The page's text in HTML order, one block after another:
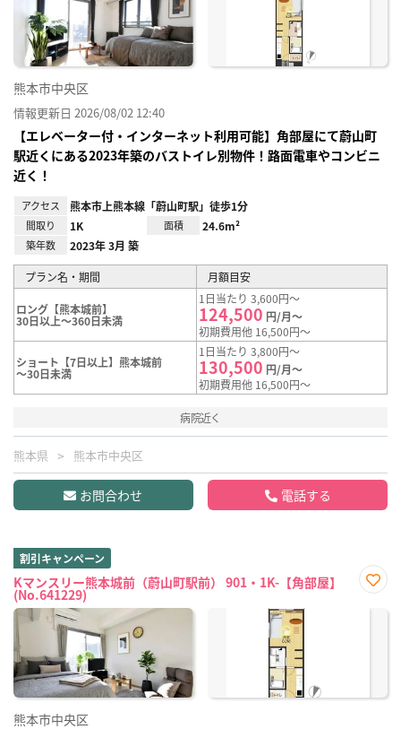
熊本市中央区
情報更新日 2026/08/02 12:40
【エレベーター付・インターネット利用可能】角部屋にて蔚山町
駅近くにある2023年築のバストイレ別物件！路面電車やコンビニ
近く！
アクセス 熊本市上熊本線「蔚山町駅」徒歩1分
間取り 1K 面積 24.6m²
築年数 2023年 3月 築
プラン名・期間 月額目安
ロング【熊本城前】
30日以上～360日未満
1日当たり 3,600円～
124,500 円/月～
初期費用他 16,500円～
ショート【7日以上】熊本城前
～30日未満
1日当たり 3,800円～
130,500 円/月～
初期費用他 16,500円～
病院近く
熊本県 熊本市中央区
お問合わせ 電話する
割引キャンペーン
Kマンスリー熊本城前（蔚山町駅前） 901・1K-【角部屋】
(No.641229)
に入
熊本市中央区